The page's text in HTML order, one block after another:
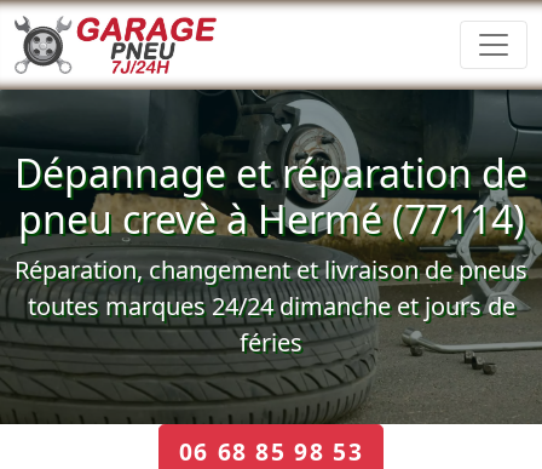
Dépannage et réparation de
pneu crevè à Hermé (77114)
Réparation, changement et livraison de pneus
toutes marques 24/24 dimanche et jours de
féries
06 68 85 98 53